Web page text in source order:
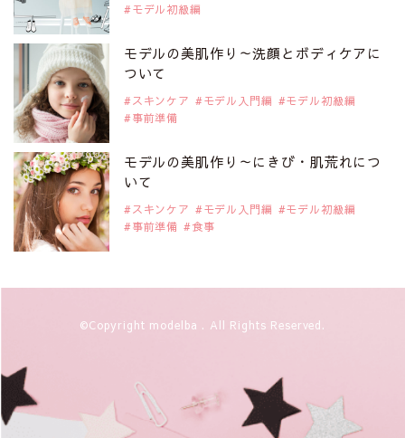
モデル初級編
モデルの美肌作り～洗顔とボディケアに
ついて
スキンケア モデル入門編
モデル初級編
事前準備
モデルの美肌作り～にきび・肌荒れにつ
いて
スキンケア モデル入門編
モデル初級編
事前準備
食事
©Copyright modelba . All Rights Reserved.